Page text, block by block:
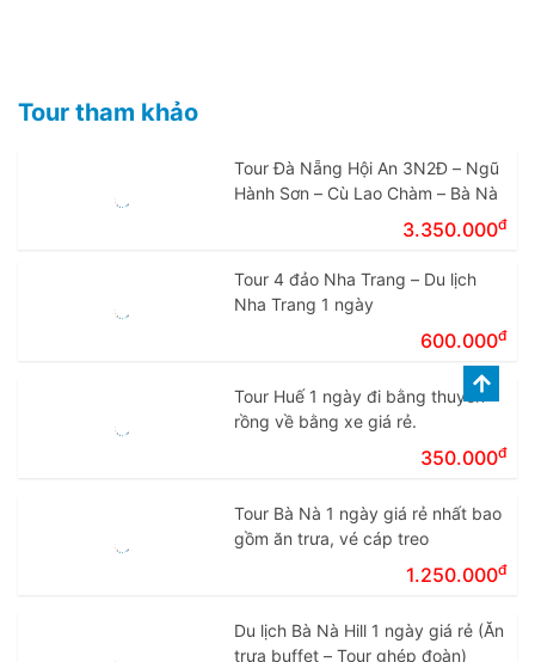
Tour tham khảo
Tour Đà Nẵng Hội An 3N2Đ – Ngũ
Hành Sơn – Cù Lao Chàm – Bà Nà
3.350.000đ
Tour 4 đảo Nha Trang – Du lịch
Nha Trang 1 ngày
600.000đ
Tour Huế 1 ngày đi bằng thuyền
rồng về bằng xe giá rẻ.
350.000đ
Tour Bà Nà 1 ngày giá rẻ nhất bao
gồm ăn trưa, vé cáp treo
1.250.000đ
Du lịch Bà Nà Hill 1 ngày giá rẻ (Ăn
trưa buffet – Tour ghép đoàn)